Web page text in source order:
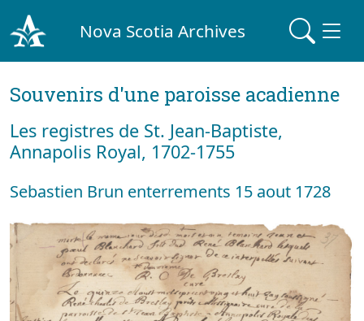
Nova Scotia Archives
Souvenirs d'une paroisse acadienne
Les registres de St. Jean-Baptiste,
Annapolis Royal, 1702-1755
Sebastien Brun enterrements 15 aout 1728